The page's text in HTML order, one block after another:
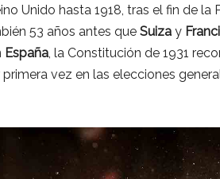
Unido hasta 1918, tras el fin de la
53 años antes que Suiza y
España, la Constitución de 1931
vez en las elecciones